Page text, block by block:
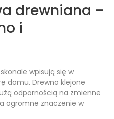
drewniana –
i
wpisują się w
domu. Drewno klejone
odpornością na zmienne
ogromne znaczenie w